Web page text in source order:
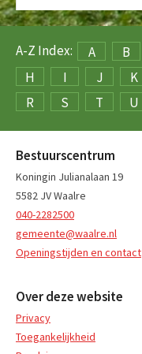
A-Z Index: A B
H
I J K
R
S T U
Bestuurscentrum
Koningin Julianalaan 19
5582 JV Waalre
040-2282500
gemeente@waalre.nl
Openingstijden en contact
Over deze website
Privacy
Toegankelijkheid